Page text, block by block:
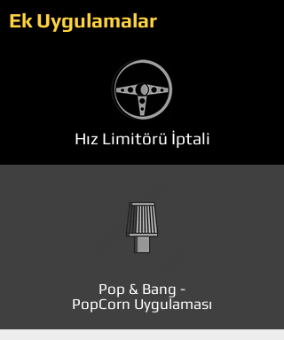
Ek Uygulamalar
Hız Limitörü İptali
Pop & Bang -
PopCorn Uygulaması